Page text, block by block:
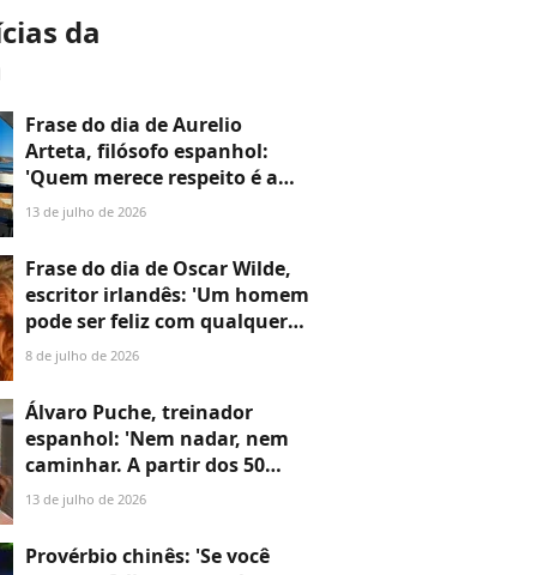
da
Frase do dia de Aurelio
Arteta, filósofo espanhol:
'Quem merece respeito é a
pessoa, e com muita
opiniões'
13 de julho de 2026
Frase do dia de Oscar Wilde,
escritor irlandês: 'Um homem
pode ser feliz com qualquer
mulher, desde que não a ame'
8 de julho de 2026
Álvaro Puche, treinador
espanhol: 'Nem nadar, nem
caminhar. A partir dos 50
anos, é absolutamente
13 de julho de 2026
Provérbio chinês: 'Se você